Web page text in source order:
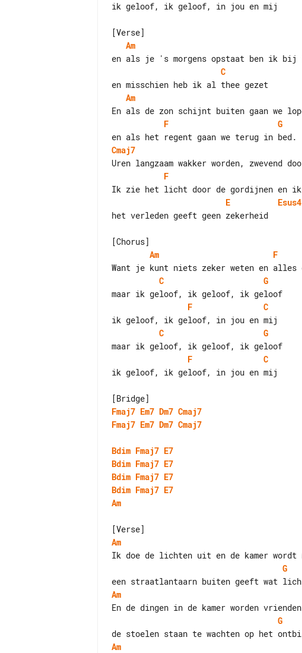
ik geloof, ik geloof, in jou en mij
Am
C
Am
F
G
Cmaj7
F
E
Esus4
het verleden geeft geen zekerheid
Am
F
C
G
F
C
C
G
F
C
ik geloof, ik geloof, in jou en mij
Fmaj7 Em7 Dm7 Cmaj7
Fmaj7 Em7 Dm7 Cmaj7
Bdim Fmaj7 E7
Bdim Fmaj7 E7
Bdim Fmaj7 E7
Bdim Fmaj7 E7
Am
Am
G
Am
G
Am